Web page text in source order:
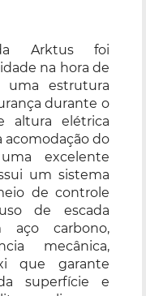
Arktus foi
na hora de
uma estrutura
durante o
altura elétrica
acomodação do
excelente
um sistema
de controle
de escada
aço carbono,
mecânica,
que garante
superfície e